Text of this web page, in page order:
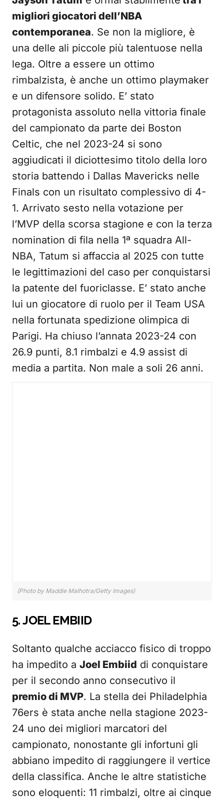
migliori giocatori dell’NBA
contemporanea. Se non la migliore, è
una delle ali piccole più talentuose nella
lega. Oltre a essere un ottimo
rimbalzista, è anche un ottimo playmaker
e un difensore solido. E’ stato
protagonista assoluto nella vittoria finale
del campionato da parte dei Boston
Celtic, che nel 2023-24 si sono
aggiudicati il diciottesimo titolo della loro
storia battendo i Dallas Mavericks nelle
Finals con un risultato complessivo di 4-
1. Arrivato sesto nella votazione per
l’MVP della scorsa stagione e con la terza
nomination di fila nella 1ª squadra All-
NBA, Tatum si affaccia al 2025 con tutte
le legittimazioni del caso per conquistarsi
la patente del fuoriclasse. E’ stato anche
lui un giocatore di ruolo per il Team USA
nella fortunata spedizione olimpica di
Parigi. Ha chiuso l’annata 2023-24 con
26.9 punti, 8.1 rimbalzi e 4.9 assist di
media a partita. Non male a soli 26 anni.
(Photo by Maddie Malhotra/Getty Images)
5. JOEL EMBIID
Soltanto qualche acciacco fisico di troppo
ha impedito a Joel Embiid di conquistare
per il secondo anno consecutivo il
premio di MVP. La stella dei Philadelphia
76ers è stata anche nella stagione 2023-
24 uno dei migliori marcatori del
campionato, nonostante gli infortuni gli
abbiano impedito di raggiungere il vertice
della classifica. Anche le altre statistiche
sono eloquenti: 11 rimbalzi, oltre ai cinque